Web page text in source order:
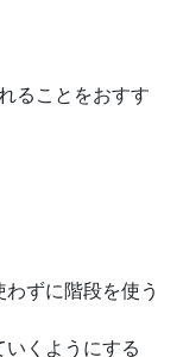
ることをおすす
ずに階段を使う
くようにする